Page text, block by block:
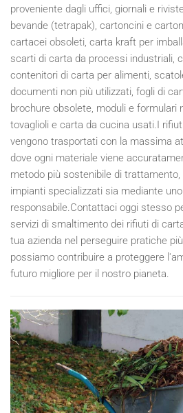
proveniente dagli uffici, giornali e
bevande (tetrapak), cartoncini e
cartacei obsoleti, carta kraft per
scarti di carta da processi industriali,
contenitori di carta per alimenti,
documenti non più utilizzati, fogli di
brochure obsolete, moduli e formulari
tovaglioli e carta da cucina usati.I
vengono trasportati con la massima
dove ogni materiale viene
metodo più sostenibile di
impianti specializzati sia mediante
responsabile.Contattaci oggi stesso
servizi di smaltimento dei rifiuti di
tua azienda nel perseguire pratiche
possiamo contribuire a proteggere
futuro migliore per il nostro pianeta.